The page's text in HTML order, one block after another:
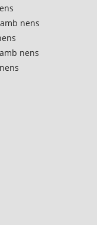
amb nens
amb nens